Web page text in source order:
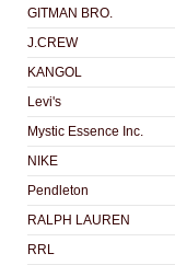
GITMAN BRO.
J.CREW
KANGOL
Levi's
Mystic Essence Inc.
NIKE
Pendleton
RALPH LAUREN
RRL